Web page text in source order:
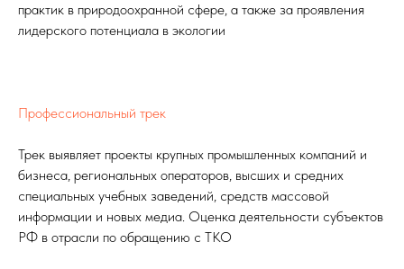
практик в природоохранной сфере, а также за проявления
лидерского потенциала в экологии
Профессиональный трек
Трек выявляет проекты крупных промышленных компаний и
бизнеса, региональных операторов, высших и средних
специальных учебных заведений, средств массовой
информации и новых медиа. Оценка деятельности субъектов
РФ в отрасли по обращению с ТКО